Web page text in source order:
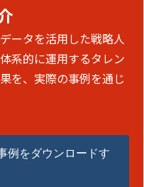
ータを活用した戦略人
系的に運用するタレン
を、実際の事例を通じ
例をダウンロードす